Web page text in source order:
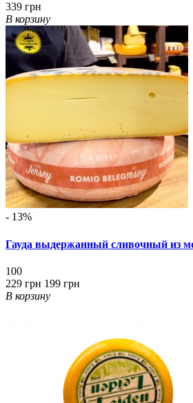
339 грн
В корзину
- 13%
Гауда выдержанный сливочный из
100
229 грн 199 грн
В корзину